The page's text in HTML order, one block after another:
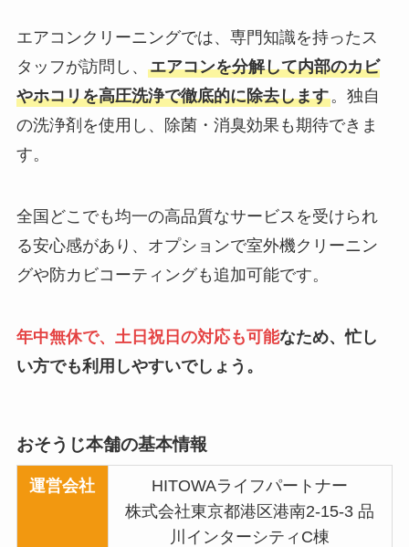
エアコンクリーニングでは、専門知識を持ったス
タッフが訪問し、 エアコンを分解して内部のカビ
やホコリを高圧洗浄で徹底的に除去します。独自
の洗浄剤を使用し、除菌・消臭効果も期待できま
す。
全国どこでも均一の高品質なサービスを受けられ
る安心感があり、オプションで室外機クリーニン
グや防カビコーティングも追加可能です。
年中無休で、土日祝日の対応も可能なため、忙し
い方でも利用しやすいでしょう。
おそうじ本舗の基本情報
運営会社
HITOWAライフパートナー
株式会社東京都港区港南2-15-3 品
川インターシティC棟